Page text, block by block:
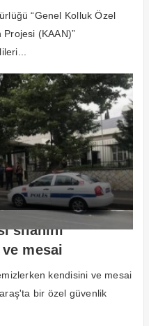
“Genel Kolluk Özel
(KAAN)”
silahını
mesai
kendisini ve mesai
bir özel güvenlik